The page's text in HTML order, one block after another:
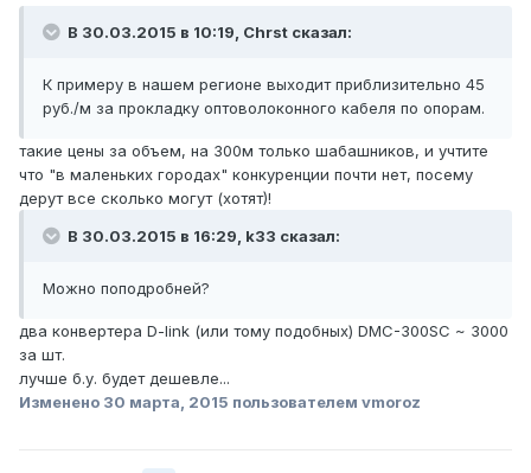
В 30.03.2015 в 10:19, Chrst сказал:
К примеру в нашем регионе выходит приблизительно 45
руб./м за прокладку оптоволоконного кабеля по опорам.
такие цены за объем, на 300м только шабашников, и учтите
что "в маленьких городах" конкуренции почти нет, посему
дерут все сколько могут (хотят)!
В 30.03.2015 в 16:29, k33 сказал:
Можно поподробней?
два конвертера D-link (или тому подобных) DMC-300SC ~ 3000
за шт.
лучше б.у. будет дешевле...
Изменено 30 марта, 2015 пользователем vmoroz